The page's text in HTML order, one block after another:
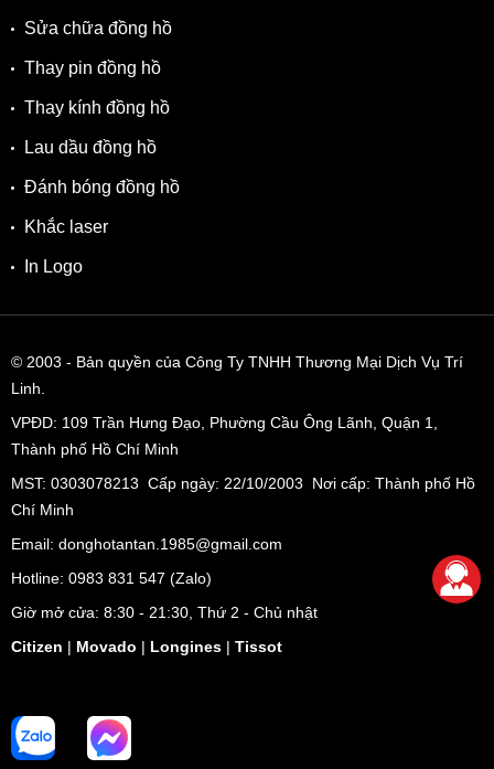
Sửa chữa đồng hồ
Thay pin đồng hồ
Thay kính đồng hồ
Lau dầu đồng hồ
Đánh bóng đồng hồ
Khắc laser
In Logo
© 2003 - Bản quyền của Công Ty TNHH Thương Mại Dịch Vụ Trí
Linh.
VPĐD: 109 Trần Hưng Đạo, Phường Cầu Ông Lãnh, Quận 1,
Thành phố Hồ Chí Minh
MST: 0303078213 Cấp ngày: 22/10/2003 Nơi cấp: Thành phố Hồ
Chí Minh
Email: donghotantan.1985@gmail.com
Hotline: 0983 831 547 (Zalo)
Giờ mở cửa: 8:30 - 21:30, Thứ 2 - Chủ nhật
Citizen | Movado | Longines | Tissot